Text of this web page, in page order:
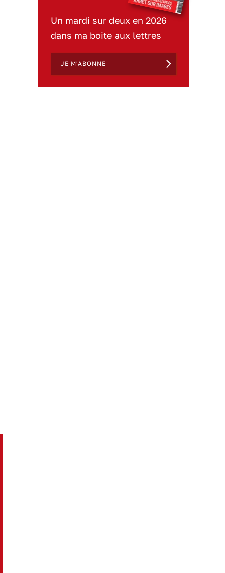
Un mardi sur deux en 2026
dans ma boite aux lettres
JE M'ABONNE